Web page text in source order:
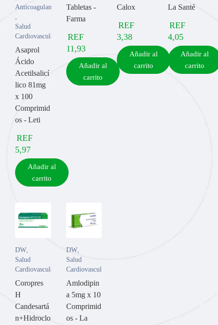
Anticoagulantes
Salud
Cardiovascular
Asaprol
Ácido
Acetilsalicí
lico 81mg
x 100
Comprimid
os - Leti
REF
5,97
Añadir al
carrito
Tabletas -
Farma
REF
11,93
Añadir al
carrito
Calox
REF
3,38
Añadir al
carrito
La Santé
REF
4,05
Añadir al
carrito
DW,
Salud
Cardiovascular
Coropres
H
Candesartá
n+Hidroclo
DW,
Salud
Cardiovascular
Amlodipin
a 5mg x 10
Comprimid
os - La